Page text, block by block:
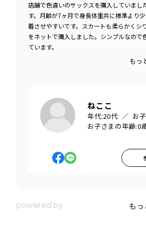
店舗で色違いのサックスを購入していま
す。月齢が7ヶ月で身長体重共に標準より
着させやすいです。スカートも柔らかく
をネットで購入しました。シンプルなの
ています。
もっ
ねここ
年代:20代 お
お子さまの年齢:0
もっ